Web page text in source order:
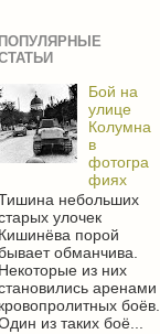
ПОПУЛЯРНЫЕ
Бой на
улице
Колумна
в
фотогра
фиях
небольших
улочек
Кишинёва порой
обманчива.
Некоторые из них
аренами
кровопролитных боёв.
из таких боё...